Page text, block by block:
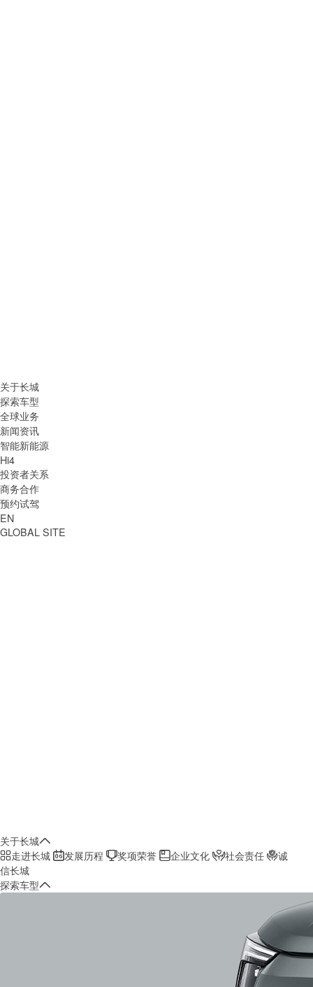
关于长城
探索车型
全球业务
新闻资讯
智能新能源
Hi4
投资者关系
商务合作
预约试驾
EN
GLOBAL SITE
关于长城
走进长城
发展历程 奖项荣誉 企业文化 社会责任
诚
信长城
探索车型